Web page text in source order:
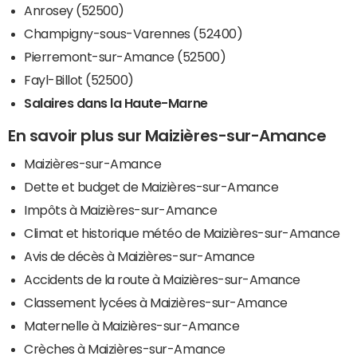
Anrosey (52500)
Champigny-sous-Varennes (52400)
Pierremont-sur-Amance (52500)
Fayl-Billot (52500)
Salaires dans la Haute-Marne
En savoir plus sur Maizières-sur-Amance
Maizières-sur-Amance
Dette et budget de Maizières-sur-Amance
Impôts à Maizières-sur-Amance
Climat et historique météo de Maizières-sur-Amance
Avis de décès à Maizières-sur-Amance
Accidents de la route à Maizières-sur-Amance
Classement lycées à Maizières-sur-Amance
Maternelle à Maizières-sur-Amance
Crèches à Maizières-sur-Amance